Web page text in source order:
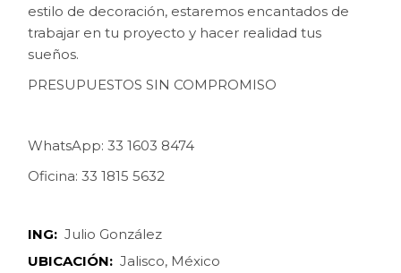
estilo de decoración, estaremos encantados de
trabajar en tu proyecto y hacer realidad tus
sueños.
PRESUPUESTOS SIN COMPROMISO
WhatsApp: 33 1603 8474
Oficina: 33 1815 5632
ING: Julio González
UBICACIÓN: Jalisco, México